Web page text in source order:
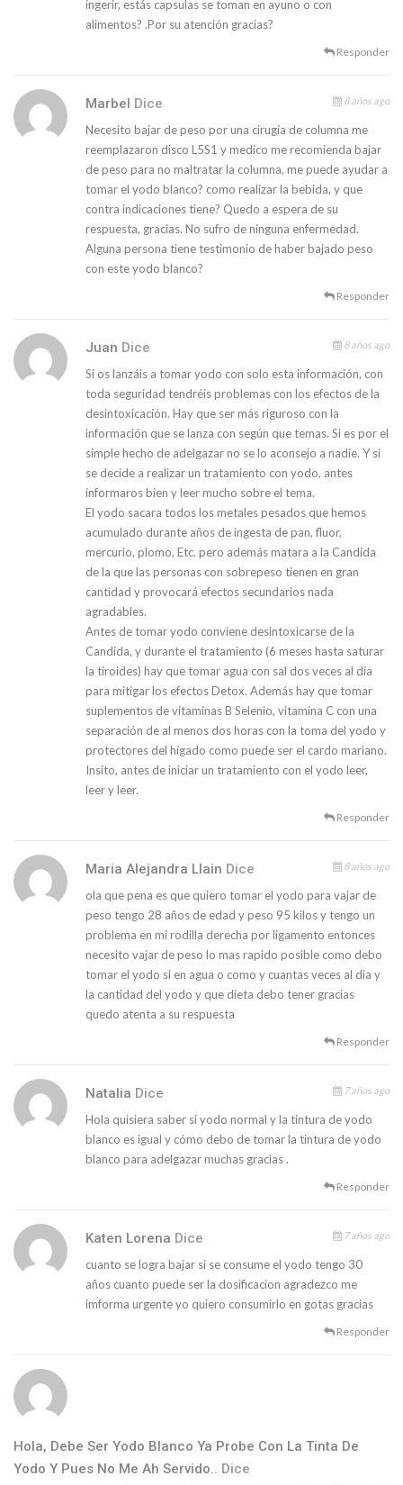
ingerir, estás capsulas se toman en ayuno o con
alimentos? .Por su atención gracias?
Responder
Marbel Dice 8 años ago
Necesito bajar de peso por una cirugía de columna me
reemplazaron disco L5S1 y medico me recomienda bajar
de peso para no maltratar la columna, me puede ayudar a
tomar el yodo blanco? como realizar la bebida, y que
contra indicaciones tiene? Quedo a espera de su
respuesta, gracias. No sufro de ninguna enfermedad.
Alguna persona tiene testimonio de haber bajado peso
con este yodo blanco?
Responder
Juan Dice 8 años ago
Si os lanzáis a tomar yodo con solo esta información, con
toda seguridad tendréis problemas con los efectos de la
desintoxicación. Hay que ser más riguroso con la
información que se lanza con según que temas. Si es por el
simple hecho de adelgazar no se lo aconsejo a nadie. Y si
se decide a realizar un tratamiento con yodo, antes
informaros bien y leer mucho sobre el tema.
El yodo sacara todos los metales pesados que hemos
acumulado durante años de ingesta de pan, fluor,
mercurio, plomo, Etc. pero además matara a la Candida
de la que las personas con sobrepeso tienen en gran
cantidad y provocará efectos secundarios nada
agradables.
Antes de tomar yodo conviene desintoxicarse de la
Candida, y durante el tratamiento (6 meses hasta saturar
la tiroides) hay que tomar agua con sal dos veces al día
para mitigar los efectos Detox. Además hay que tomar
suplementos de vitaminas B Selenio, vitamina C con una
separación de al menos dos horas con la toma del yodo y
protectores del hígado como puede ser el cardo mariano.
Insito, antes de iniciar un tratamiento con el yodo leer,
leer y leer.
Responder
Maria Alejandra Llain Dice 8 años ago
ola que pena es que quiero tomar el yodo para vajar de
peso tengo 28 años de edad y peso 95 kilos y tengo un
problema en mi rodilla derecha por ligamento entonces
necesito vajar de peso lo mas rapido posible como debo
tomar el yodo si en agua o como y cuantas veces al dia y
la cantidad del yodo y que dieta debo tener gracias
quedo atenta a su respuesta
Responder
Natalia Dice 7 años ago
Hola quisiera saber si yodo normal y la tintura de yodo
blanco es igual y cómo debo de tomar la tintura de yodo
blanco para adelgazar muchas gracias .
Responder
Katen Lorena Dice 7 años ago
cuanto se logra bajar si se consume el yodo tengo 30
años cuanto puede ser la dosificacion agradezco me
imforma urgente yo quiero consumirlo en gotas gracias
Responder
Hola, Debe Ser Yodo Blanco Ya Probe Con La Tinta De
Yodo Y Pues No Me Ah Servido.. Dice